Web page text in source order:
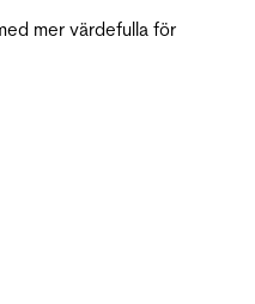
mer värdefulla för